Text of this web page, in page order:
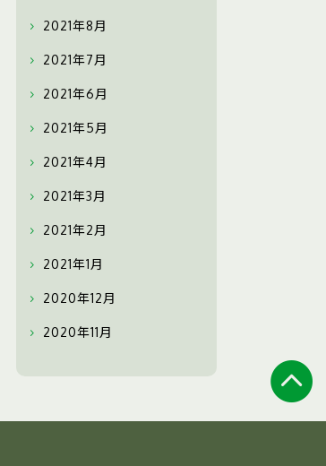
2021年8月
2021年7月
2021年6月
2021年5月
2021年4月
2021年3月
2021年2月
2021年1月
2020年12月
2020年11月